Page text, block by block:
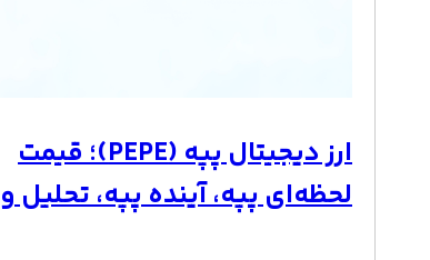
ارز دیجیتال پپه (PEPE)؛ قیمت
لحظه‌ای پپه، آینده پپه، تحلیل و